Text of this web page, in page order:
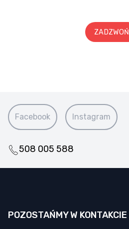
ZADZWOŃ
Facebook Instagram
508 005 588
POZOSTAŃMY W KONTAKCIE